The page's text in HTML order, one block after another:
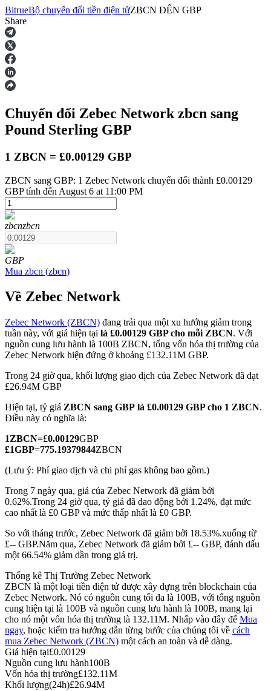
Hợp đồng tương lai
USDT Futures
COIN-M Futures
Futures sử dụng token làm tài sản thế chấp
TradFi
Phái sinh cổ phiếu, ngoại hối, kim loại quý và hàng hóa
USDC Futures vĩnh cửu
Futures sử dụng USDC làm tài sản thế chấp
Sao chép Giao dịch
BitrueBộ chuyển đổi tiền điện tửZBCN ĐẾN GBP
Share
Chuyển đổi Zebec Network zbcn sang
Pound Sterling GBP
1 ZBCN = £0.00129 GBP
ZBCN sang GBP: 1 Zebec Network chuyển đổi thành £0.00129
GBP tính đến August 6 at 11:00 PM
zbcnzbcn
GBP
Mua zbcn (zbcn)
Về Zebec Network
Zebec Network (ZBCN) đang trải qua một xu hướng giảm trong
tuần này, với giá hiện tại là £0.00129 GBP cho mỗi ZBCN. Với
nguồn cung lưu hành là 100B ZBCN, tổng vốn hóa thị trường của
Zebec Network hiện đứng ở khoảng £132.11M GBP.
Trong 24 giờ qua, khối lượng giao dịch của Zebec Network đã đạt
£26.94M GBP
Hiện tại, tỷ giá ZBCN sang GBP là £0.00129 GBP cho 1 ZBCN.
Điều này có nghĩa là:
1ZBCN=£0.00129GBP
£1GBP=775.19379844ZBCN
(Lưu ý: Phí giao dịch và chi phí gas không bao gồm.)
Trong 7 ngày qua, giá của Zebec Network đã giảm bởi
0.62%.Trong 24 giờ qua, tỷ giá đã dao động bởi 1.24%, đạt mức
cao nhất là £0 GBP và mức thấp nhất là £0 GBP.
So với tháng trước, Zebec Network đã giảm bởi 18.53%.xuống từ
£-- GBP.Năm qua, Zebec Network đã giảm bởi £-- GBP, đánh dấu
một 66.54% giảm dần trong giá trị.
Thống kê Thị Trường Zebec Network
ZBCN là một loại tiền điện tử được xây dựng trên blockchain của
Zebec Network. Nó có nguồn cung tối đa là 100B, với tổng nguồn
cung hiện tại là 100B và nguồn cung lưu hành là 100B, mang lại
cho nó một vốn hóa thị trường là 132.11M. Nhấp vào đây để Mua
ngay, hoặc kiểm tra hướng dẫn từng bước của chúng tôi về cách
mua Zebec Network (ZBCN) một cách an toàn và dễ dàng.
Giá hiện tại£0.00129
Nguồn cung lưu hành100B
Vốn hóa thị trường£132.11M
Khối lượng(24h)£26.94M